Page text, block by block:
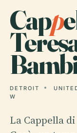
Capp
DETROIT
W
La Cappella